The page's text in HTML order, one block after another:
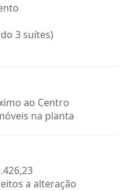
3 suítes)
ao Centro
na planta
a alteração